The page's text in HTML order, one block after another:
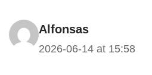
Alfonsas
2026-06-14 at 15:58